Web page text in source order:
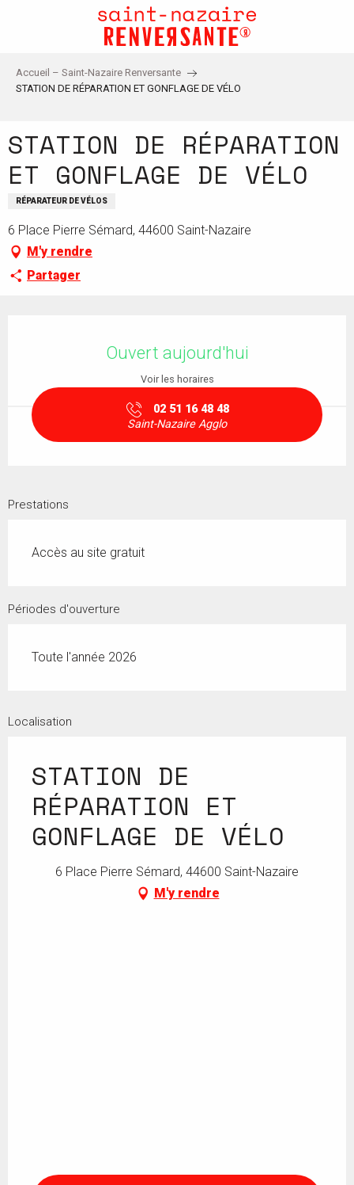
principal
Accueil – Saint-Nazaire Renversante
STATION DE RÉPARATION ET GONFLAGE DE VÉLO
STATION DE RÉPARATION
ET GONFLAGE DE VÉLO
RÉPARATEUR DE VÉLOS
6 Place Pierre Sémard, 44600 Saint-Nazaire
M'y rendre
Partager
Ouvert aujourd'hui
Voir les horaires
02 51 16 48 48
Saint-Nazaire Agglo
Prestations
Accès au site gratuit
Périodes d'ouverture
Toute l'année 2026
Localisation
STATION DE
RÉPARATION ET
GONFLAGE DE VÉLO
6 Place Pierre Sémard, 44600 Saint-Nazaire
M'y rendre